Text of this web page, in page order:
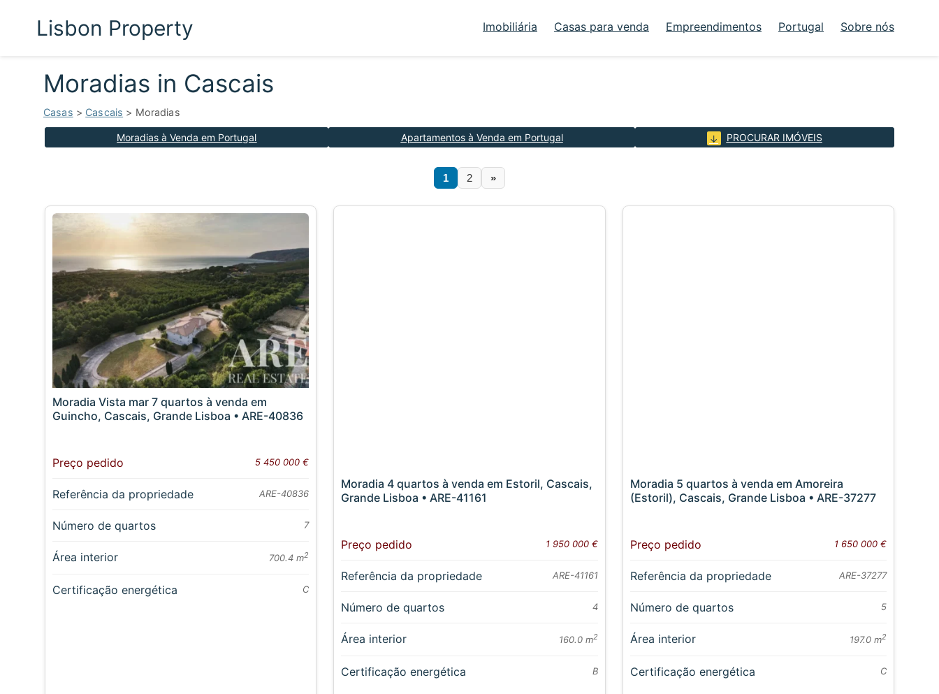
Lisbon Property Imobiliária Casas para venda Empreendimentos Portugal Sobre nós
Moradias in Cascais
Casas > Cascais > Moradias
Moradias à Venda em Portugal Apartamentos à Venda em Portugal PROCURAR IMÓVEIS
1 2 »
Moradia Vista mar 7 quartos à venda em
Guincho, Cascais, Grande Lisboa • ARE-40836
Preço pedido 5 450 000 €
Referência da propriedade ARE-40836
Número de quartos 7
Área interior 700.4 m2
Certificação energética C
Moradia 4 quartos à venda em Estoril, Cascais,
Grande Lisboa • ARE-41161
Preço pedido 1 950 000 €
Referência da propriedade ARE-41161
Número de quartos 4
Área interior 160.0 m2
Certificação energética B
Moradia 5 quartos à venda em Amoreira
(Estoril), Cascais, Grande Lisboa • ARE-37277
Preço pedido 1 650 000 €
Referência da propriedade ARE-37277
Número de quartos 5
Área interior 197.0 m2
Certificação energética C